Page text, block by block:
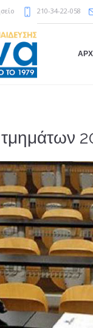
210-34-22-058
τμημάτων